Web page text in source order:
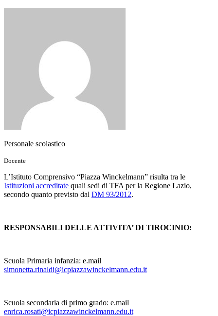
Personale scolastico
Docente
L’Istituto Comprensivo “Piazza Winckelmann” risulta tra le
Istituzioni accreditate quali sedi di TFA per la Regione Lazio,
secondo quanto previsto dal DM 93/2012.
RESPONSABILI DELLE ATTIVITA’ DI TIROCINIO:
Scuola Primaria infanzia: e.mail
simonetta.rinaldi@icpiazzawinckelmann.edu.it
Scuola secondaria di primo grado: e.mail
enrica.rosati@icpiazzawinckelmann.edu.it